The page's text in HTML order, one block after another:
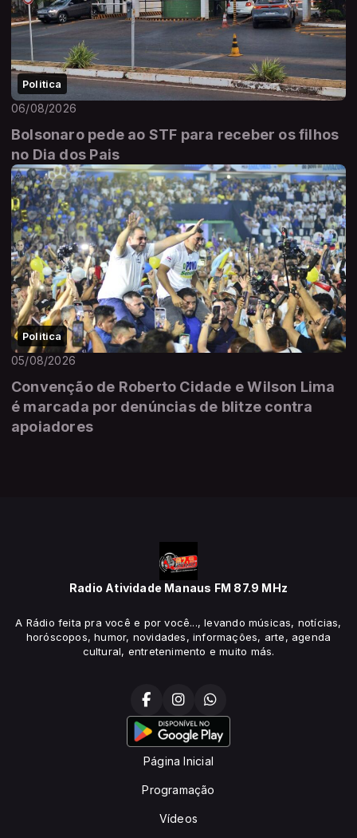
Politica
06/08/2026
Bolsonaro pede ao STF para receber os filhos
no Dia dos Pais
Politica
05/08/2026
Convenção de Roberto Cidade e Wilson Lima
é marcada por denúncias de blitze contra
apoiadores
Radio Atividade Manaus FM 87.9 MHz
A Rádio feita pra você e por você..., levando músicas, notícias,
horóscopos, humor, novidades, informações, arte, agenda
cultural, entretenimento e muito más.
Página Inicial
Programação
Vídeos